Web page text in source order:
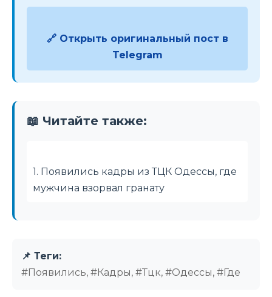
🔗 Открыть оригинальный пост в
Telegram
📖 Читайте также:
1. Появились кадры из ТЦК Одессы, где
мужчина взорвал гранату
📌 Теги:
#Появились, #Кадры, #Тцк, #Одессы, #Где